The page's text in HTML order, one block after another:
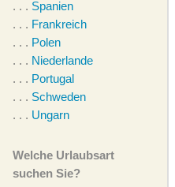
. . . Spanien
. . . Frankreich
. . . Polen
. . . Niederlande
. . . Portugal
. . . Schweden
. . . Ungarn
Welche Urlaubsart
suchen Sie?